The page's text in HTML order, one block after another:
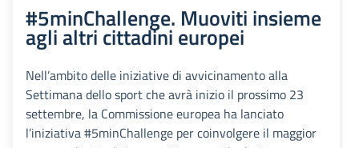
#5minChallenge. Muoviti insieme
agli altri cittadini europei
Nell’ambito delle iniziative di avvicinamento alla
Settimana dello sport che avrà inizio il prossimo 23
settembre, la Commissione europea ha lanciato
l’iniziativa #5minChallenge per coinvolgere il maggior